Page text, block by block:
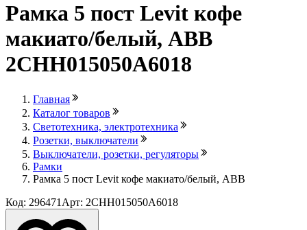
Рамка 5 пост Levit кофе
макиато/белый, ABB
2CHH015050А6018
Главная
Каталог товаров
Светотехника, электротехника
Розетки, выключатели
Выключатели, розетки, регуляторы
Рамки
Рамка 5 пост Levit кофе макиато/белый, ABB
Код: 296471 Арт: 2CHH015050А6018